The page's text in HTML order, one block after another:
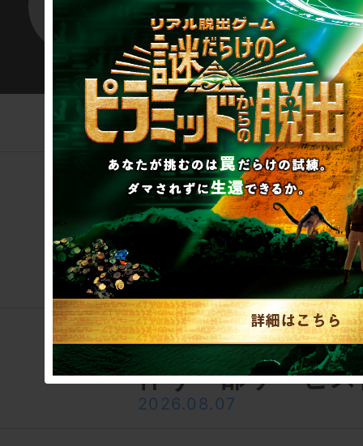
この筆者のそのほ
リアル脱出ゲー
タワーマンショ
催終了お知らせ
2026.08.07
【重要】システ
伴う一部サービ
2026.08.07